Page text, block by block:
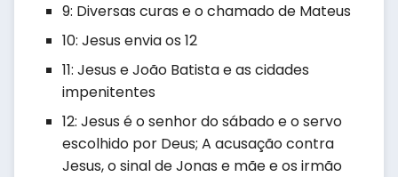
9: Diversas curas e o chamado de Mateus
10: Jesus envia os 12
11: Jesus e João Batista e as cidades
impenitentes
12: Jesus é o senhor do sábado e o servo
escolhido por Deus; A acusação contra
Jesus, o sinal de Jonas e mãe e os irmão